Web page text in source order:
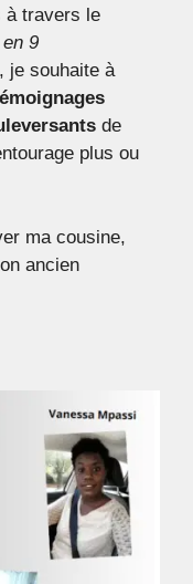
à travers le
9
je souhaite à
de
plus ou
ma cousine,
ancien